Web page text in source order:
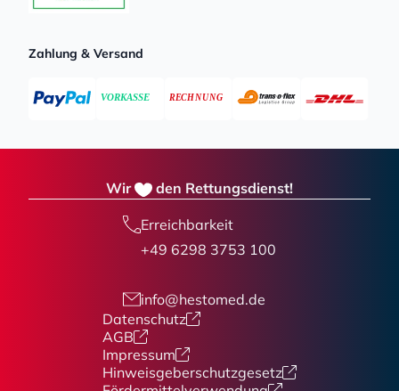
Zahlung & Versand
Wir den Rettungsdienst!
Erreichbarkeit
+49 6298 3753 100
info@hestomed.de
Datenschutz
AGB
Impressum
Hinweisgeberschutzgesetz